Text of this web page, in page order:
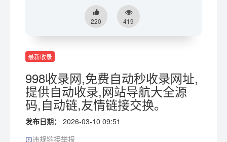
220 419
最新收录
998收录网,免费自动秒收录网址,
提供自动收录,网站导航大全源
码,自动链,友情链接交换。
发布日期：
2026-03-10 09:51
违规链接举报